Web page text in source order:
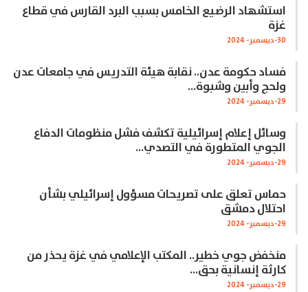
استشهاد الرضيع الخامس بسبب البرد القارس في قطاع
غزة
30-ديسمبر- 2024
فساد حكومة عدن.. نقابة هيئة التدريس في جامعات عدن
ولحج وأبين وشبوة…
29-ديسمبر- 2024
وسائل إعلام إسرائيلية تكشف فشل منظومات الدفاع
الجوي المتطورة في التصدي…
29-ديسمبر- 2024
حماس تعلق على تصريحات مسؤول إسرائيلي بشأن
احتلال دمشق
29-ديسمبر- 2024
منخفض جوي خطير.. المكتب الإعلامي في غزة يحذر من
كارثة إنسانية بحق…
29-ديسمبر- 2024